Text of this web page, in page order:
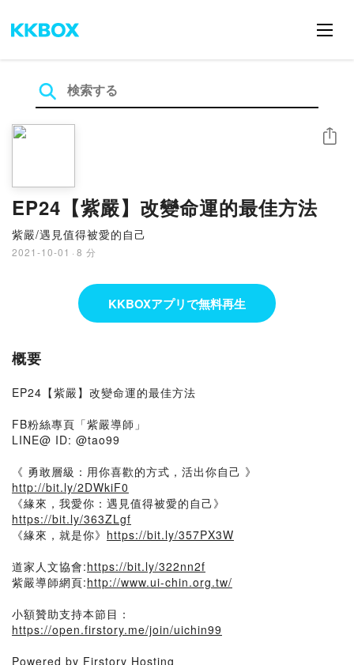
EP24【紫嚴】改變命運的最佳方法
紫嚴/遇見值得被愛的自己
2021-10-01 · 8 分
シェア
KKBOXアプリで無料再生
概要
EP24【紫嚴】改變命運的最佳方法
FB粉絲專頁「紫嚴導師」
LINE@ ID: @tao99
《 勇敢層級：用你喜歡的方式，活出你自己 》
http://bit.ly/2DWkiF0
《緣來，我愛你：遇見值得被愛的自己》
https://bit.ly/363ZLgf
《緣來，就是你》 https://bit.ly/357PX3W
道家人文協會:https://bit.ly/322nn2f
紫嚴導師網頁:http://www.ui-chin.org.tw/
小額贊助支持本節目：
https://open.firstory.me/join/uichin99
Powered by Firstory Hosting